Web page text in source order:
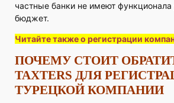
частные банки не имеют функционала
бюджет.
Читайте также о регистрации
ПОЧЕМУ СТОИТ
TAXTERS ДЛЯ
ТУРЕЦКОЙ КОМПАНИИ